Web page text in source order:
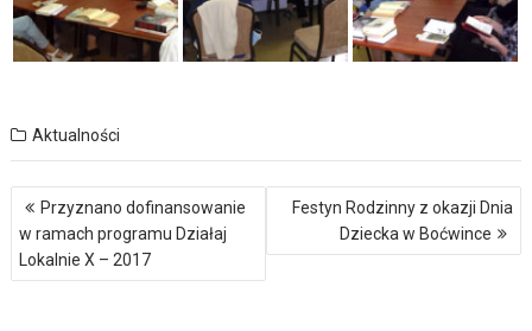
Aktualności
Nawigacja
wpisu
Przyznano dofinansowanie
w ramach programu Działaj
Lokalnie X – 2017
Festyn Rodzinny z okazji Dnia
Dziecka w Boćwince